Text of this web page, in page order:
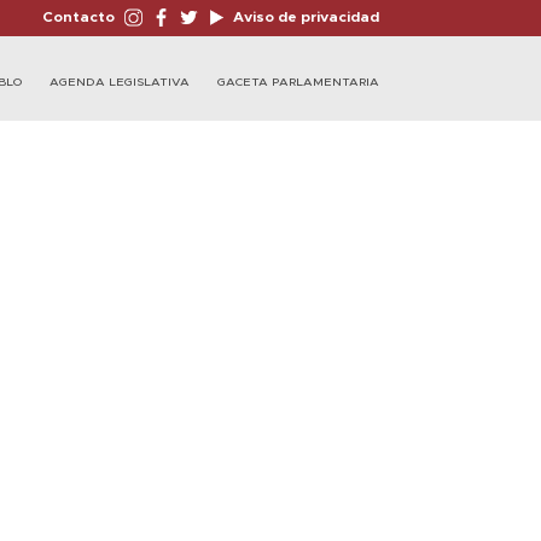
Contacto Aviso de privacidad
AGENDA LEGISLATIVA GACETA PARLAMENTARIA